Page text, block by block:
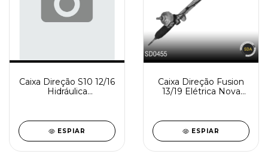
Caixa Direção S10 12/16
Hidráulica
ESPIAR
Caixa Direção Fusion
13/19 Elétrica Nova
ESPIAR